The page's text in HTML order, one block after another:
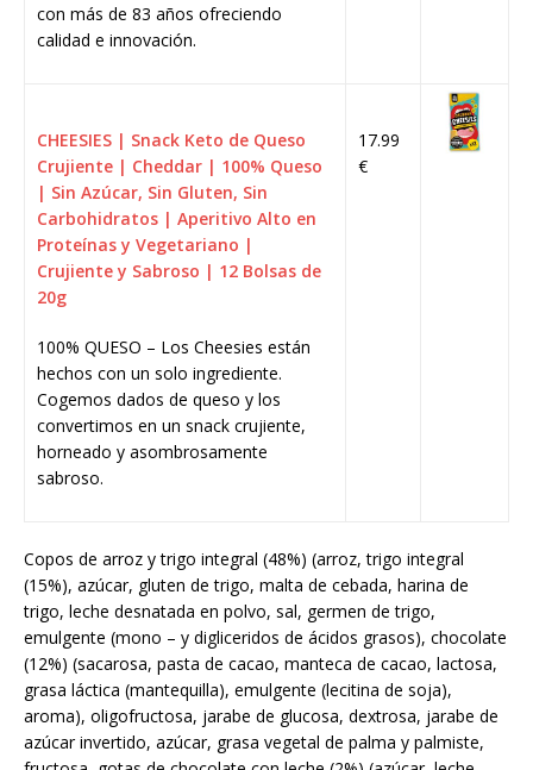
con más de 83 años ofreciendo
calidad e innovación.
CHEESIES | Snack Keto de Queso
Crujiente | Cheddar | 100% Queso
| Sin Azúcar, Sin Gluten, Sin
Carbohidratos | Aperitivo Alto en
Proteínas y Vegetariano |
Crujiente y Sabroso | 12 Bolsas de
20g
100% QUESO – Los Cheesies están
hechos con un solo ingrediente.
Cogemos dados de queso y los
convertimos en un snack crujiente,
horneado y asombrosamente
sabroso.
17.99
€
Copos de arroz y trigo integral (48%) (arroz, trigo integral
(15%), azúcar, gluten de trigo, malta de cebada, harina de
trigo, leche desnatada en polvo, sal, germen de trigo,
emulgente (mono – y digliceridos de ácidos grasos), chocolate
(12%) (sacarosa, pasta de cacao, manteca de cacao, lactosa,
grasa láctica (mantequilla), emulgente (lecitina de soja),
aroma), oligofructosa, jarabe de glucosa, dextrosa, jarabe de
azúcar invertido, azúcar, grasa vegetal de palma y palmiste,